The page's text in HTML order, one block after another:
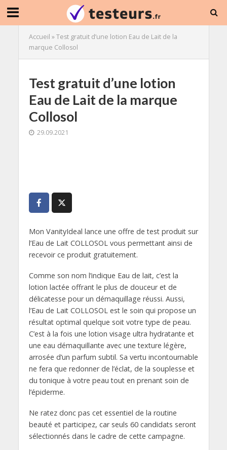
Accueil »Test gratuit d’une lotion Eau de Lait de la
marque Collosol
Test gratuit d’une lotion
Eau de Lait de la marque
Collosol
29.09.2021
Mon VanityIdeal lance une offre de test produit sur
l’Eau de Lait COLLOSOL vous permettant ainsi de
recevoir ce produit gratuitement.
Comme son nom l’indique Eau de lait, c’est la
lotion lactée offrant le plus de douceur et de
délicatesse pour un démaquillage réussi. Aussi,
l’Eau de Lait COLLOSOL est le soin qui propose un
résultat optimal quelque soit votre type de peau.
C’est à la fois une lotion visage ultra hydratante et
une eau démaquillante avec une texture légère,
arrosée d’un parfum subtil. Sa vertu incontournable
ne fera que redonner de l’éclat, de la souplesse et
du tonique à votre peau tout en prenant soin de
l’épiderme.
Ne ratez donc pas cet essentiel de la routine
beauté et participez, car seuls 60 candidats seront
sélectionnés dans le cadre de cette campagne.